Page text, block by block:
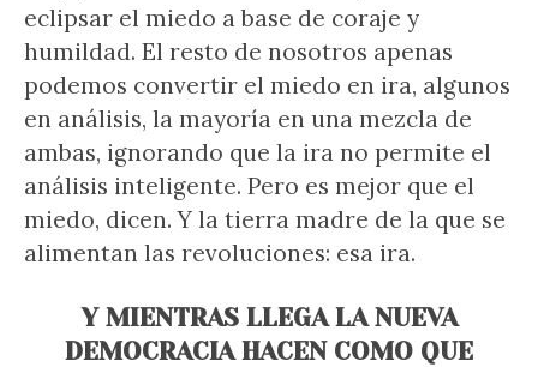
eclipsar el miedo a base de coraje y
humildad. El resto de nosotros apenas
podemos convertir el miedo en ira, algunos
en análisis, la mayoría en una mezcla de
ambas, ignorando que la ira no permite el
análisis inteligente. Pero es mejor que el
miedo, dicen. Y la tierra madre de la que se
alimentan las revoluciones: esa ira.
Y MIENTRAS LLEGA LA NUEVA
DEMOCRACIA HACEN COMO QUE